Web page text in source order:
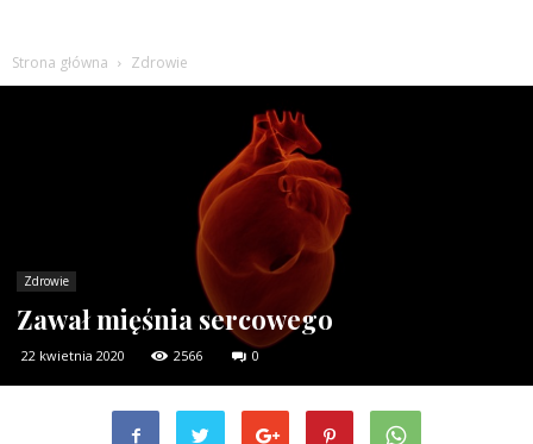
Strona główna Zdrowie
Zdrowie
Zawał mięśnia sercowego
22 kwietnia 2020 2566 0